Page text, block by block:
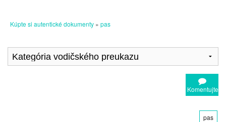
Kúpte si autentické dokumenty » pas
Komentujte
pas